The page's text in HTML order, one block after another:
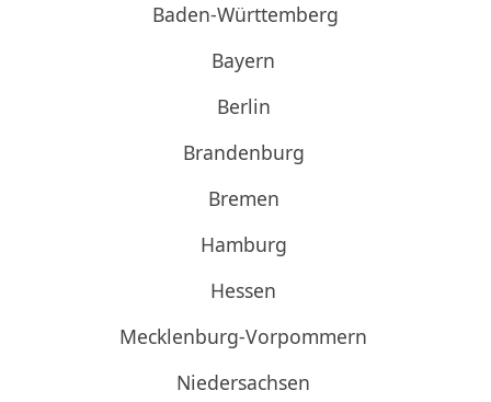
Baden-Württemberg
Bayern
Berlin
Brandenburg
Bremen
Hamburg
Hessen
Mecklenburg-Vorpommern
Niedersachsen